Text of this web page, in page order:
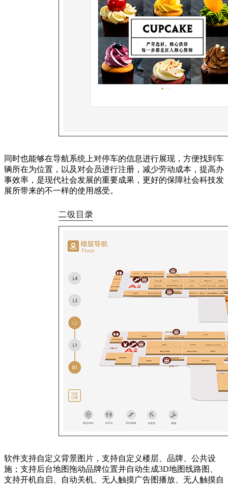
同时也能够在导航系统上对停车的信息进行展现，方便找到车
辆所在为位置，以及对会员进行注册，减少劳动成本，提高办
事效率，是现代社会发展的重要成果，更好的保障社会科技发
展所带来的不一样的使用感受。
软件支持自定义背景图片，支持自定义楼层、品牌、公共设
施；支持后台地图拖动品牌位置并自动生成3D地图线路图、
支持开机自启、自动关机、无人触摸广告图播放、无人触摸自